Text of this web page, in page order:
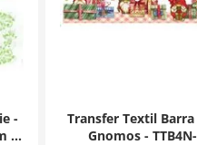
-
A
Transfer Textil
Gnomos -